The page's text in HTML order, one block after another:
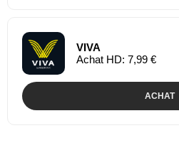
VIVA
Achat HD: 7,99 €
ACHAT